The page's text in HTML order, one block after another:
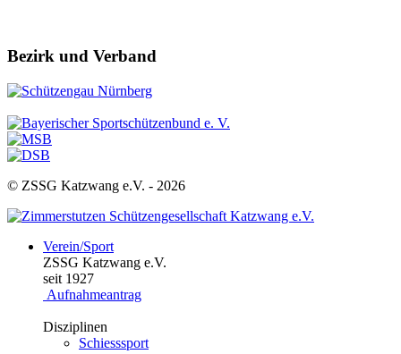
Bezirk und Verband
© ZSSG Katzwang e.V. - 2026
Verein/Sport
ZSSG Katzwang e.V.
seit 1927
Aufnahmeantrag
Disziplinen
Schiesssport